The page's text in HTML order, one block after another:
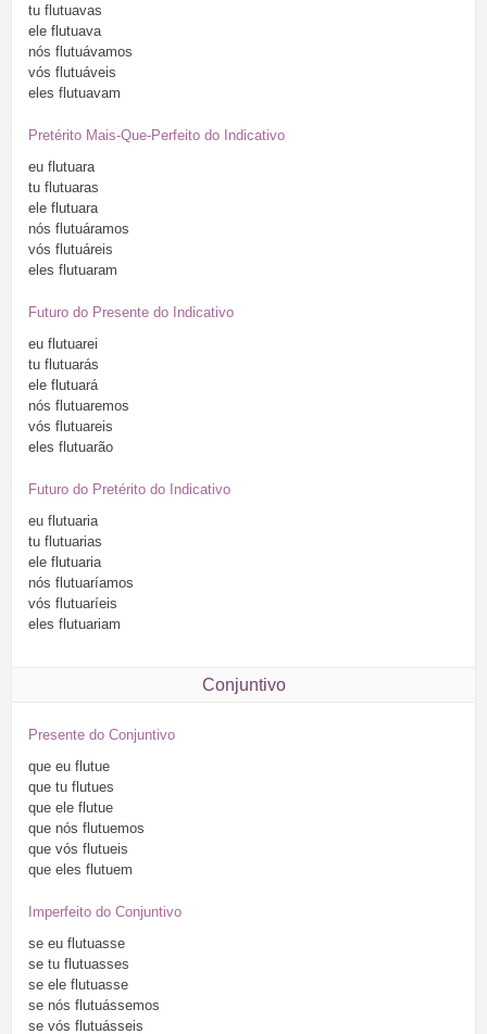
tu flutuavas
ele flutuava
nós flutuávamos
vós flutuáveis
eles flutuavam
Pretérito Mais-Que-Perfeito do Indicativo
eu flutuara
tu flutuaras
ele flutuara
nós flutuáramos
vós flutuáreis
eles flutuaram
Futuro do Presente do Indicativo
eu flutuarei
tu flutuarás
ele flutuará
nós flutuaremos
vós flutuareis
eles flutuarão
Futuro do Pretérito do Indicativo
eu flutuaria
tu flutuarias
ele flutuaria
nós flutuaríamos
vós flutuaríeis
eles flutuariam
Conjuntivo
Presente do Conjuntivo
que eu flutue
que tu flutues
que ele flutue
que nós flutuemos
que vós flutueis
que eles flutuem
Imperfeito do Conjuntivo
se eu flutuasse
se tu flutuasses
se ele flutuasse
se nós flutuássemos
se vós flutuásseis